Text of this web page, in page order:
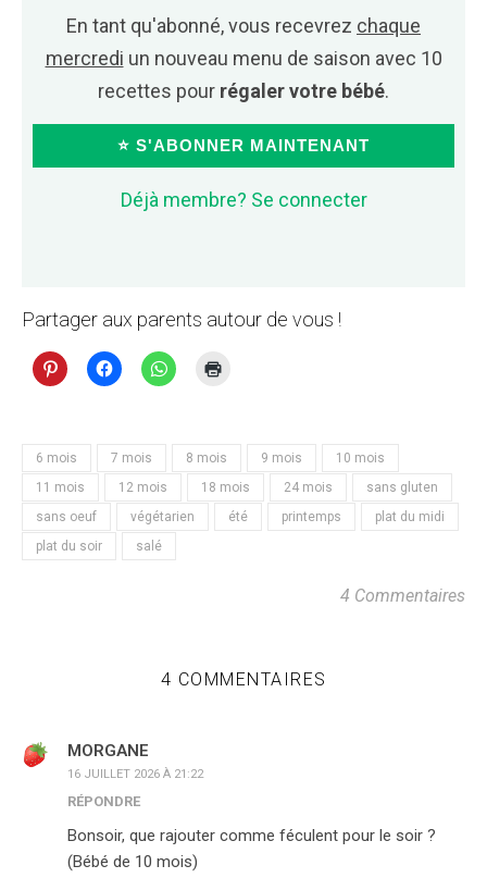
En tant qu'abonné, vous recevrez chaque
mercredi un nouveau menu de saison avec 10
recettes pour régaler votre bébé.
⭐ S'ABONNER MAINTENANT
Déjà membre? Se connecter
Partager aux parents autour de vous !
6 mois 7 mois 8 mois 9 mois
10 mois
11 mois
12 mois 18 mois 24 mois
sans gluten
sans oeuf
végétarien été printemps
plat du midi
plat du soir
salé
4 Commentaires
4 COMMENTAIRES
MORGANE
16 JUILLET 2026 À 21:22
RÉPONDRE
Bonsoir, que rajouter comme féculent pour le soir ?
(Bébé de 10 mois)